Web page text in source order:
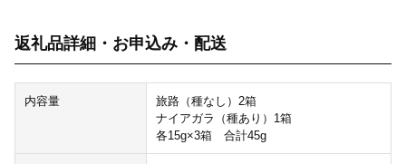
返礼品詳細・お申込み・配送
内容量
旅路（種なし）2箱
ナイアガラ（種あり）1箱
各15g×3箱 合計45g